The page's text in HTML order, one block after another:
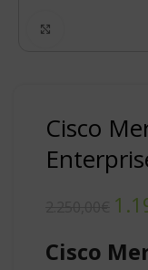
Cisco
Cisco